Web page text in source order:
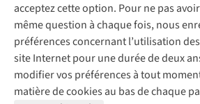
acceptez cette option. Pour ne pas
même question à chaque fois, nous
préférences concernant l’utilisation
site Internet pour une durée de deux
modifier vos préférences à tout
matière de cookies au bas de chaque
Mentions légales
Politique de
Conditions générales